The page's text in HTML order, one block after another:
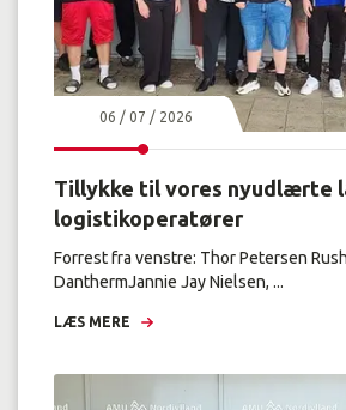
06 / 07 / 2026
Tillykke til vores nyudlærte
logistikoperatører
Forrest fra venstre: Thor Petersen
DanthermJannie Jay Nielsen, ...
LÆS MERE